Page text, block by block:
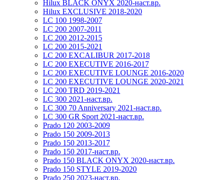
Hilux BLACK ONYX 2020-наст.вр.
Hilux EXCLUSIVE 2018-2020
LC 100 1998-2007
LC 200 2007-2011
LC 200 2012-2015
LC 200 2015-2021
LC 200 EXCALIBUR 2017-2018
LC 200 EXECUTIVE 2016-2017
LC 200 EXECUTIVE LOUNGE 2016-2020
LC 200 EXECUTIVE LOUNGE 2020-2021
LC 200 TRD 2019-2021
LC 300 2021-наст.вр.
LC 300 70 Anniversary 2021-наст.вр.
LC 300 GR Sport 2021-наст.вр.
Prado 120 2003-2009
Prado 150 2009-2013
Prado 150 2013-2017
Prado 150 2017-наст.вр.
Prado 150 BLACK ONYX 2020-наст.вр.
Prado 150 STYLE 2019-2020
Prado 250 2023-наст.вр.